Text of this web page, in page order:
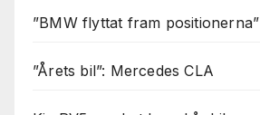
”BMW flyttat fram positionerna”
”Årets bil”: Mercedes CLA